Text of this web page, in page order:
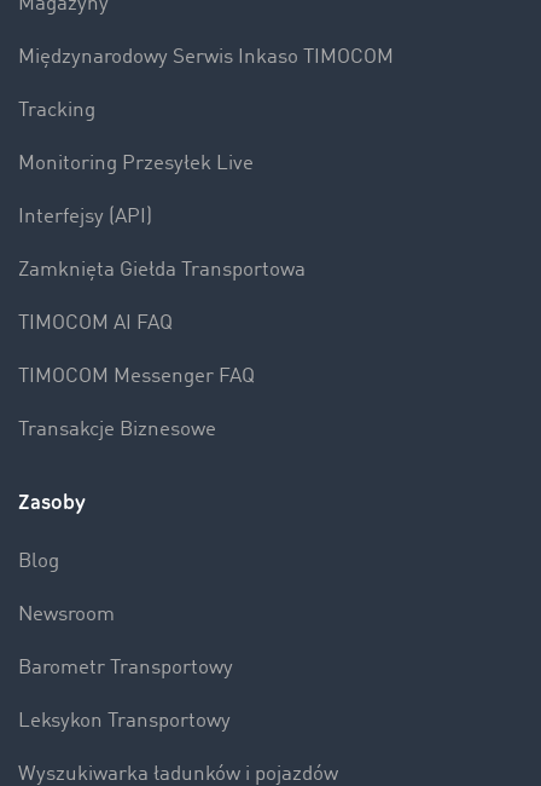
Międzynarodowy Serwis Inkaso TIMOCOM
Tracking
Monitoring Przesyłek Live
Interfejsy (API)
Zamknięta Giełda Transportowa
TIMOCOM AI FAQ
TIMOCOM Messenger FAQ
Transakcje Biznesowe
Zasoby
Blog
Newsroom
Barometr Transportowy
Leksykon Transportowy
Wyszukiwarka ładunków i pojazdów